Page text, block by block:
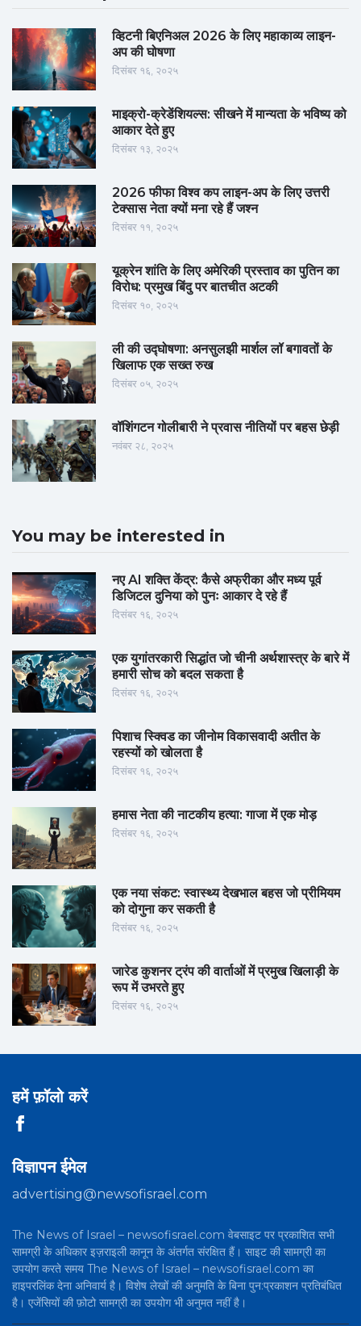
व्हिटनी बिएनिअल 2026 के लिए महाकाव्य लाइन-
अप की घोषणा
दिसंबर १६, २०२५
माइक्रो-क्रेडेंशियल्स: सीखने में मान्यता के भविष्य को
आकार देते हुए
दिसंबर १३, २०२५
2026 फीफा विश्व कप लाइन-अप के लिए उत्तरी
टेक्सास नेता क्यों मना रहे हैं जश्न
दिसंबर ११, २०२५
यूक्रेन शांति के लिए अमेरिकी प्रस्ताव का पुतिन का
विरोध: प्रमुख बिंदु पर बातचीत अटकी
दिसंबर १०, २०२५
ली की उद्घोषणा: अनसुलझी मार्शल लॉ बगावतों के
खिलाफ एक सख्त रुख
दिसंबर ०५, २०२५
वॉशिंगटन गोलीबारी ने प्रवास नीतियों पर बहस छेड़ी
नवंबर २८, २०२५
You may be interested in
नए AI शक्ति केंद्र: कैसे अफ्रीका और मध्य पूर्व
डिजिटल दुनिया को पुनः आकार दे रहे हैं
दिसंबर १६, २०२५
एक युगांतरकारी सिद्धांत जो चीनी अर्थशास्त्र के बारे में
हमारी सोच को बदल सकता है
दिसंबर १६, २०२५
पिशाच स्क्विड का जीनोम विकासवादी अतीत के
रहस्यों को खोलता है
दिसंबर १६, २०२५
हमास नेता की नाटकीय हत्या: गाजा में एक मोड़
दिसंबर १६, २०२५
एक नया संकट: स्वास्थ्य देखभाल बहस जो प्रीमियम
को दोगुना कर सकती है
दिसंबर १६, २०२५
जारेड कुशनर ट्रंप की वार्ताओं में प्रमुख खिलाड़ी के
रूप में उभरते हुए
दिसंबर १६, २०२५
हमें फ़ॉलो करें
विज्ञापन ईमेल
advertising@newsofisrael.com
The News of Israel – newsofisrael.com वेबसाइट पर प्रकाशित सभी
सामग्री के अधिकार इज़राइली कानून के अंतर्गत संरक्षित हैं। साइट की सामग्री का
उपयोग करते समय The News of Israel – newsofisrael.com का
हाइपरलिंक देना अनिवार्य है। विशेष लेखों की अनुमति के बिना पुन:प्रकाशन प्रतिबंधित
है। एजेंसियों की फ़ोटो सामग्री का उपयोग भी अनुमत नहीं है।